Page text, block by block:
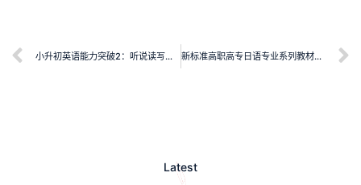
小升初英语能力突破2：听说读写技能训练 新标准高职高专日语专业系列教材：实用综合日语（2）教师用书
Latest